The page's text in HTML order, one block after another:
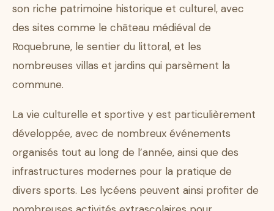
son riche patrimoine historique et culturel, avec
des sites comme le château médiéval de
Roquebrune, le sentier du littoral, et les
nombreuses villas et jardins qui parsèment la
commune.
La vie culturelle et sportive y est particulièrement
développée, avec de nombreux événements
organisés tout au long de l’année, ainsi que des
infrastructures modernes pour la pratique de
divers sports. Les lycéens peuvent ainsi profiter de